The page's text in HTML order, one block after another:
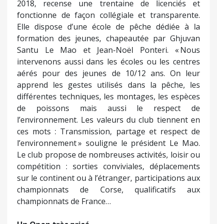
2018, recense une trentaine de licenciés et
fonctionne de façon collégiale et transparente.
Elle dispose d’une école de pêche dédiée à la
formation des jeunes, chapeautée par Ghjuvan
Santu Le Mao et Jean-Noël Ponteri. « Nous
intervenons aussi dans les écoles ou les centres
aérés pour des jeunes de 10/12 ans. On leur
apprend les gestes utilisés dans la pêche, les
différentes techniques, les montages, les espèces
de poissons mais aussi le respect de
l’environnement. Les valeurs du club tiennent en
ces mots : Transmission, partage et respect de
l’environnement » souligne le président Le Mao.
Le club propose de nombreuses activités, loisir ou
compétition : sorties conviviales, déplacements
sur le continent ou à l’étranger, participations aux
championnats de Corse, qualificatifs aux
championnats de France…